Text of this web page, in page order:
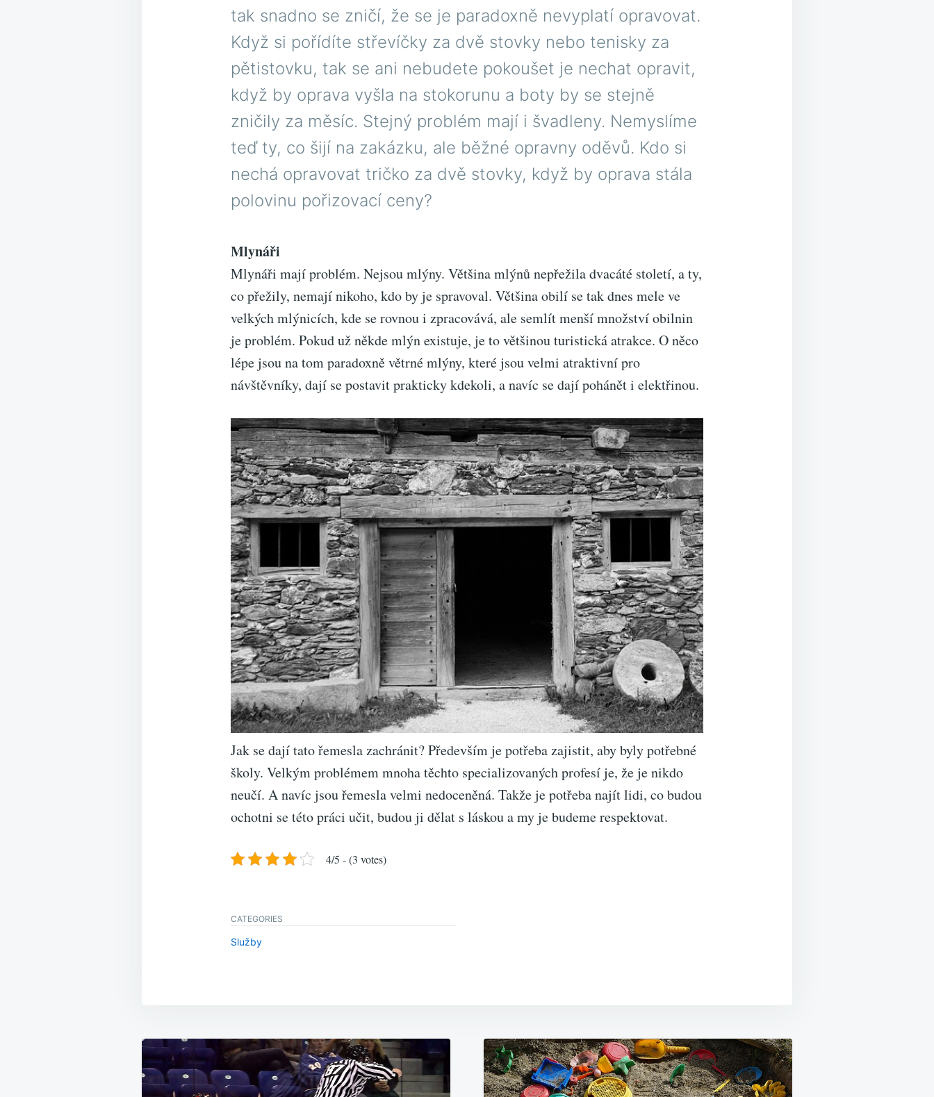
tak snadno se zničí, že se je paradoxně nevyplatí opravovat.
Když si pořídíte střevíčky za dvě stovky nebo tenisky za
pětistovku, tak se ani nebudete pokoušet je nechat opravit,
když by oprava vyšla na stokorunu a boty by se stejně
zničily za měsíc. Stejný problém mají i švadleny. Nemyslíme
teď ty, co šijí na zakázku, ale běžné opravny oděvů. Kdo si
nechá opravovat tričko za dvě stovky, když by oprava stála
polovinu pořizovací ceny?
Mlynáři
Mlynáři mají problém. Nejsou mlýny. Většina mlýnů nepřežila dvacáté století, a ty,
co přežily, nemají nikoho, kdo by je spravoval. Většina obilí se tak dnes mele ve
velkých mlýnicích, kde se rovnou i zpracovává, ale semlít menší množství obilnin
je problém. Pokud už někde mlýn existuje, je to většinou turistická atrakce. O něco
lépe jsou na tom paradoxně větrné mlýny, které jsou velmi atraktivní pro
návštěvníky, dají se postavit prakticky kdekoli, a navíc se dají pohánět i elektřinou.
Jak se dají tato řemesla zachránit? Především je potřeba zajistit, aby byly potřebné
školy. Velkým problémem mnoha těchto specializovaných profesí je, že je nikdo
neučí. A navíc jsou řemesla velmi nedoceněná. Takže je potřeba najít lidi, co budou
ochotni se této práci učit, budou ji dělat s láskou a my je budeme respektovat.
4/5 - (3 votes)
CATEGORIES
Služby
Navigace
pro